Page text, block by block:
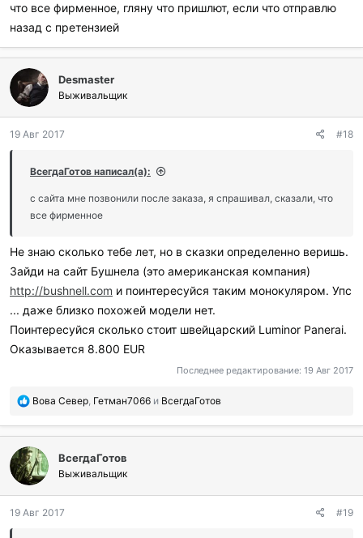
что все фирменное, гляну что пришлют, если что отправлю
назад с претензией
Desmaster
Выживальщик
19 Авг 2017 #18
ВсегдаГотов написал(а):
с сайта мне позвонили после заказа, я спрашивал, сказали, что
все фирменное
Не знаю сколько тебе лет, но в сказки определенно веришь.
Зайди на сайт Бушнела (это американская компания)
http://bushnell.com и поинтересуйся таким монокуляром. Упс
... даже близко похожей модели нет.
Поинтересуйся сколько стоит швейцарский Luminor Panerai.
Оказывается 8.800 EUR
Последнее редактирование: 19 Авг 2017
П
б
а
г
о
а
Вова Север Гетман7066 и ВсегдаГотов
ВсегдаГотов
Выживальщик
19 Авг 2017 #19